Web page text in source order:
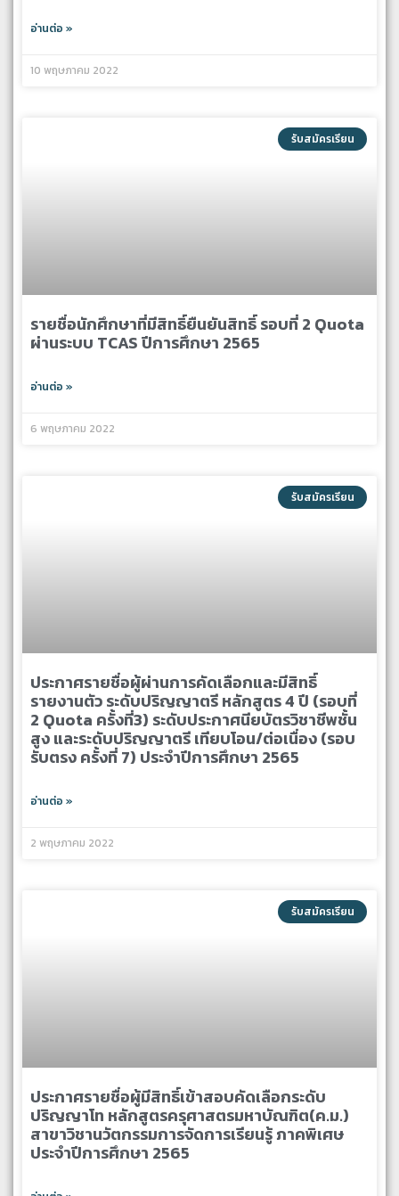
อ่านต่อ »
10 พฤษภาคม 2022
รับสมัครเรียน
รายชื่อนักศึกษาที่มีสิทธิ์ยืนยันสิทธิ์ รอบที่ 2 Quota
ผ่านระบบ TCAS ปีการศึกษา 2565
อ่านต่อ »
6 พฤษภาคม 2022
รับสมัครเรียน
ประกาศรายชื่อผู้ผ่านการคัดเลือกและมีสิทธิ์
รายงานตัว ระดับปริญญาตรี หลักสูตร 4 ปี (รอบที่
2 Quota ครั้งที่3) ระดับประกาศนียบัตรวิชาชีพชั้น
สูง และระดับปริญญาตรี เทียบโอน/ต่อเนื่อง (รอบ
รับตรง ครั้งที่ 7) ประจำปีการศึกษา 2565
อ่านต่อ »
2 พฤษภาคม 2022
รับสมัครเรียน
ประกาศรายชื่อผู้มีสิทธิ์เข้าสอบคัดเลือกระดับ
ปริญญาโท หลักสูตรครุศาสตรมหาบัณฑิต(ค.ม.)
สาขาวิชานวัตกรรมการจัดการเรียนรู้ ภาคพิเศษ
ประจำปีการศึกษา 2565